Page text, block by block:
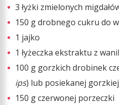
3 łyżki zmielonych
150 g drobnego cukru do
1 jajko
1 łyżeczka ekstraktu z
100 g gorzkich drobinek
ips) lub posiekanej
150 g czerwonej porzeczki